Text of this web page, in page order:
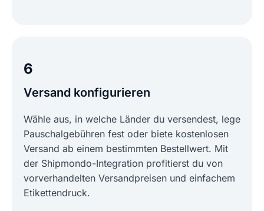
6
Versand konfigurieren
Wähle aus, in welche Länder du versendest, lege
Pauschalgebühren fest oder biete kostenlosen
Versand ab einem bestimmten Bestellwert. Mit
der Shipmondo-Integration profitierst du von
vorverhandelten Versandpreisen und einfachem
Etikettendruck.